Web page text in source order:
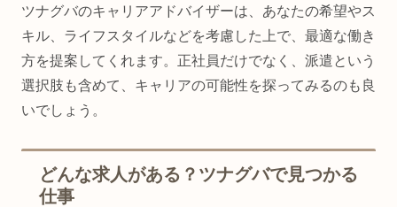
ツナグバのキャリアアドバイザーは、あなたの希望やス
キル、ライフスタイルなどを考慮した上で、最適な働き
方を提案してくれます。正社員だけでなく、派遣という
選択肢も含めて、キャリアの可能性を探ってみるのも良
いでしょう。
どんな求人がある？ツナグバで見つかる
仕事